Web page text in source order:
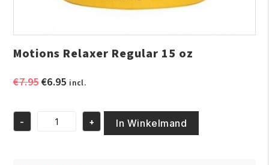
Motions Relaxer Regular 15 oz
€7.95Oorspronkelijke
€7.95.
€6.95Huidige
€6.95.
incl.
Motions
- + In Winkelmand